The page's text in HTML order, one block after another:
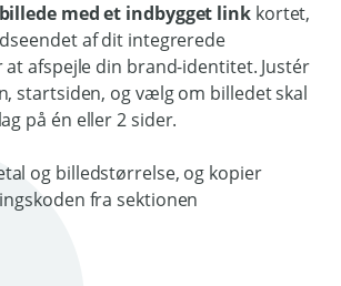
med et indbygget linkkortet,
af dit integrerede
afspejle din brand-identitet. Justér
startsiden, og vælg om billedet skal
på én eller 2 sider.​